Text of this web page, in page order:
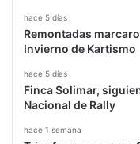
hace 5 días
Remontadas
Invierno de Kartismo
hace 5 días
Finca Solimar,
Nacional de Rally
hace 1 semana